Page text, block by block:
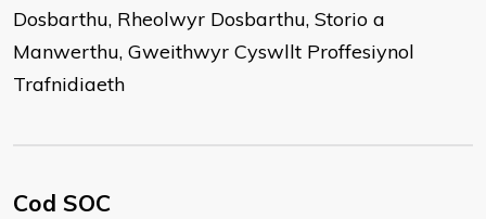
Dosbarthu, Rheolwyr Dosbarthu, Storio a
Manwerthu, Gweithwyr Cyswllt Proffesiynol
Trafnidiaeth
Cod SOC